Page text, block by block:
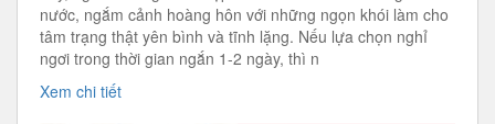
nước, ngắm cảnh hoàng hôn với những ngọn khói làm cho
tâm trạng thật yên bình và tĩnh lặng. Nếu lựa chọn nghỉ
ngơi trong thời gian ngắn 1-2 ngày, thì n
Xem chi tiết